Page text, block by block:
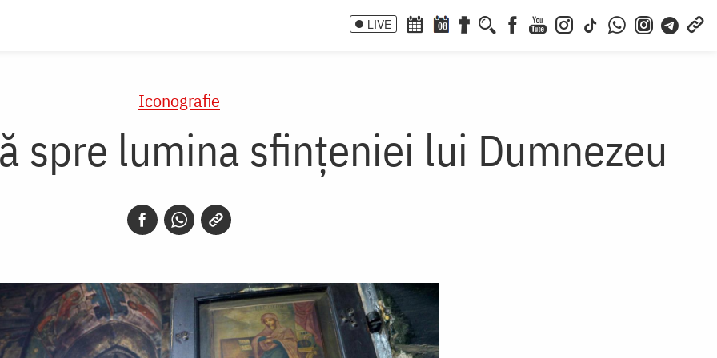
LIVE 08
Iconografie
spre lumina sfințeniei lui Dumnezeu